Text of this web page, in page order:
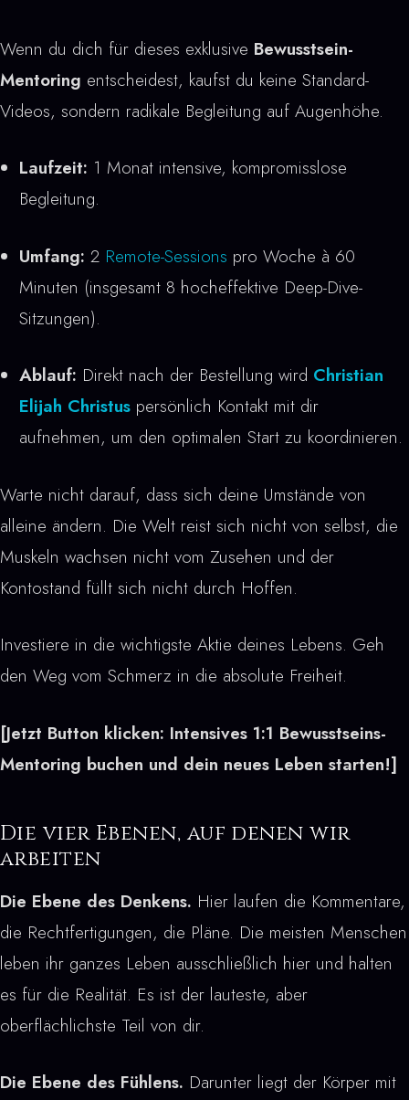
Wenn du dich für dieses exklusive Bewusstsein-
Mentoring entscheidest, kaufst du keine Standard-
Videos, sondern radikale Begleitung auf Augenhöhe.
Laufzeit: 1 Monat intensive, kompromisslose
Begleitung.
Umfang: 2 Remote-Sessions pro Woche à 60
Minuten (insgesamt 8 hocheffektive Deep-Dive-
Sitzungen).
Ablauf: Direkt nach der Bestellung wird Christian
Elijah Christuspersönlich Kontakt mit dir
aufnehmen, um den optimalen Start zu koordinieren.
Warte nicht darauf, dass sich deine Umstände von
alleine ändern. Die Welt reist sich nicht von selbst, die
Muskeln wachsen nicht vom Zusehen und der
Kontostand füllt sich nicht durch Hoffen.
Investiere in die wichtigste Aktie deines Lebens. Geh
den Weg vom Schmerz in die absolute Freiheit.
[Jetzt Button klicken: Intensives 1:1 Bewusstseins-
Mentoring buchen und dein neues Leben starten!]
Die vier Ebenen, auf denen wir
arbeiten
Die Ebene des Denkens. Hier laufen die Kommentare,
die Rechtfertigungen, die Pläne. Die meisten Menschen
leben ihr ganzes Leben ausschließlich hier und halten
es für die Realität. Es ist der lauteste, aber
oberflächlichste Teil von dir.
Die Ebene des Fühlens. Darunter liegt der Körper mit